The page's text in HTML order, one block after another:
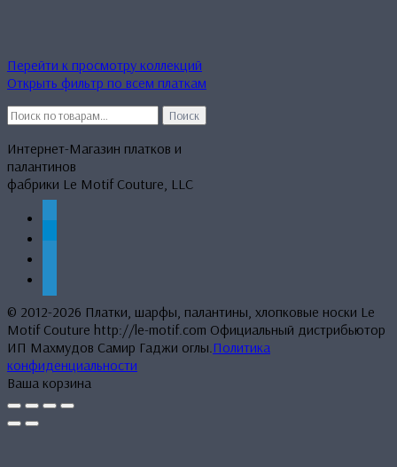
Перейти к просмотру коллекций
Открыть фильтр по всем платкам
Искать:
Поиск
Интернет-Магазин платков и
палантинов
фабрики Le Motif Couture, LLC
© 2012-2026 Платки, шарфы, палантины, хлопковые носки Le
Motif Couture http://le-motif.com Официальный дистрибьютор
ИП Махмудов Самир Гаджи оглы. Политика
конфиденциальности
Ваша корзина